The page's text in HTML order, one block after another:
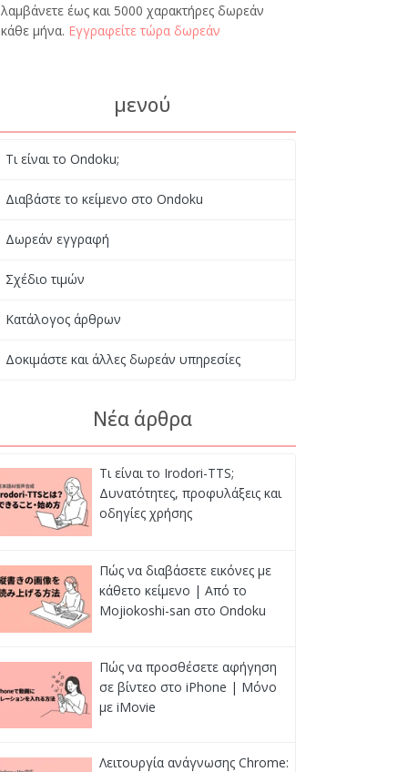
λαμβάνετε έως και 5000 χαρακτήρες δωρεάν
κάθε μήνα. Εγγραφείτε τώρα δωρεάν
μενού
Τι είναι το Ondoku;
Διαβάστε το κείμενο στο Ondoku
Δωρεάν εγγραφή
Σχέδιο τιμών
Κατάλογος άρθρων
Δοκιμάστε και άλλες δωρεάν υπηρεσίες
Νέα άρθρα
Τι είναι το Irodori-TTS;
Δυνατότητες, προφυλάξεις και
οδηγίες χρήσης
Πώς να διαβάσετε εικόνες με
κάθετο κείμενο | Από το
Mojiokoshi-san στο Ondoku
Πώς να προσθέσετε αφήγηση
σε βίντεο στο iPhone | Μόνο
με iMovie
Λειτουργία ανάγνωσης Chrome: